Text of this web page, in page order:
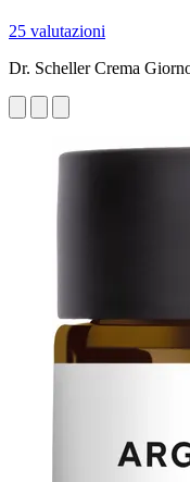
25 valutazioni
Dr. Scheller Crema